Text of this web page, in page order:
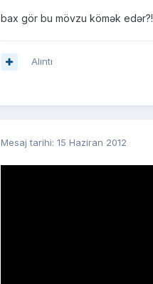
bax gör bu mövzu kömək edər?!
Alıntı
Mesaj tarihi: 15 Haziran 2012